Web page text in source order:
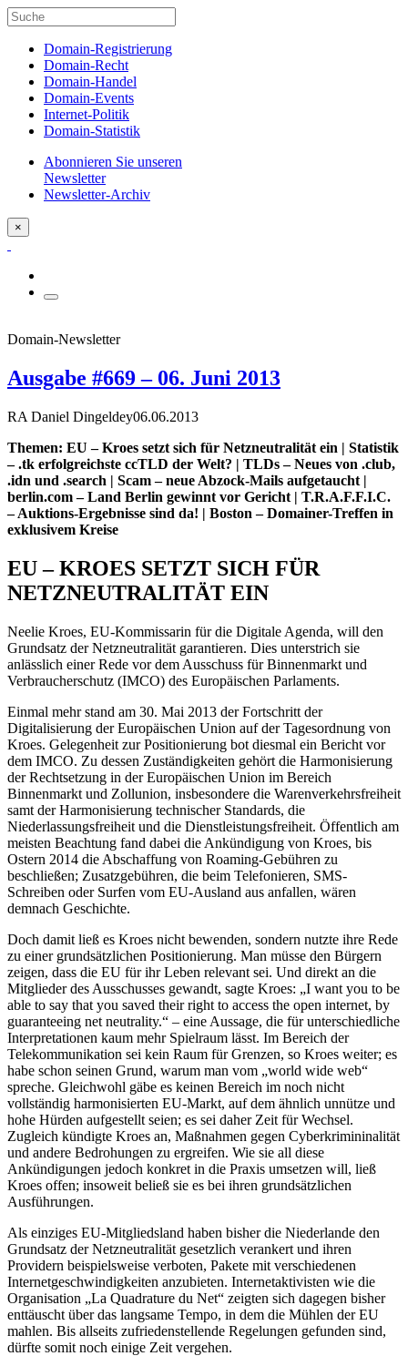
Domain-Registrierung
Domain-Recht
Domain-Handel
Domain-Events
Internet-Politik
Domain-Statistik
Abonnieren Sie unseren
Newsletter
Newsletter-Archiv
×
Domain-Newsletter
Ausgabe #669 – 06. Juni 2013
RA Daniel Dingeldey06.06.2013
Themen: EU – Kroes setzt sich für Netzneutralität ein | Statistik
– .tk erfolgreichste ccTLD der Welt? | TLDs – Neues von .club,
.idn und .search | Scam – neue Abzock-Mails aufgetaucht |
berlin.com – Land Berlin gewinnt vor Gericht | T.R.A.F.F.I.C.
– Auktions-Ergebnisse sind da! | Boston – Domainer-Treffen in
exklusivem Kreise
EU – KROES SETZT SICH FÜR
NETZNEUTRALITÄT EIN
Neelie Kroes, EU-Kommissarin für die Digitale Agenda, will den
Grundsatz der Netzneutralität garantieren. Dies unterstrich sie
anlässlich einer Rede vor dem Ausschuss für Binnenmarkt und
Verbraucherschutz (IMCO) des Europäischen Parlaments.
Einmal mehr stand am 30. Mai 2013 der Fortschritt der
Digitalisierung der Europäischen Union auf der Tagesordnung von
Kroes. Gelegenheit zur Positionierung bot diesmal ein Bericht vor
dem IMCO. Zu dessen Zuständigkeiten gehört die Harmonisierung
der Rechtsetzung in der Europäischen Union im Bereich
Binnenmarkt und Zollunion, insbesondere die Warenverkehrsfreiheit
samt der Harmonisierung technischer Standards, die
Niederlassungsfreiheit und die Dienstleistungsfreiheit. Öffentlich am
meisten Beachtung fand dabei die Ankündigung von Kroes, bis
Ostern 2014 die Abschaffung von Roaming-Gebühren zu
beschließen; Zusatzgebühren, die beim Telefonieren, SMS-
Schreiben oder Surfen vom EU-Ausland aus anfallen, wären
demnach Geschichte.
Doch damit ließ es Kroes nicht bewenden, sondern nutzte ihre Rede
zu einer grundsätzlichen Positionierung. Man müsse den Bürgern
zeigen, dass die EU für ihr Leben relevant sei. Und direkt an die
Mitglieder des Ausschusses gewandt, sagte Kroes: „I want you to be
able to say that you saved their right to access the open internet, by
guaranteeing net neutrality.“ – eine Aussage, die für unterschiedliche
Interpretationen kaum mehr Spielraum lässt. Im Bereich der
Telekommunikation sei kein Raum für Grenzen, so Kroes weiter; es
habe schon seinen Grund, warum man vom „world wide web“
spreche. Gleichwohl gäbe es keinen Bereich im noch nicht
vollständig harmonisierten EU-Markt, auf dem ähnlich unnütze und
hohe Hürden aufgestellt seien; es sei daher Zeit für Wechsel.
Zugleich kündigte Kroes an, Maßnahmen gegen Cyberkrimininalität
und andere Bedrohungen zu ergreifen. Wie sie all diese
Ankündigungen jedoch konkret in die Praxis umsetzen will, ließ
Kroes offen; insoweit beließ sie es bei ihren grundsätzlichen
Ausführungen.
Als einziges EU-Mitgliedsland haben bisher die Niederlande den
Grundsatz der Netzneutralität gesetzlich verankert und ihren
Providern beispielsweise verboten, Pakete mit verschiedenen
Internetgeschwindigkeiten anzubieten. Internetaktivisten wie die
Organisation „La Quadrature du Net“ zeigten sich dagegen bisher
enttäuscht über das langsame Tempo, in dem die Mühlen der EU
mahlen. Bis allseits zufriedenstellende Regelungen gefunden sind,
dürfte somit noch einige Zeit vergehen.